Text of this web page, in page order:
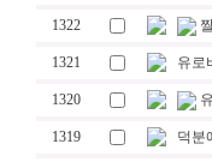
1322
1321 유로
1320
1319 덕분